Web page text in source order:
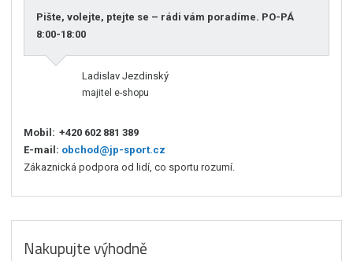
Pište, volejte, ptejte se – rádi vám poradíme. PO-PÁ
8:00-18:00
Ladislav Jezdinský
majitel e-shopu
Mobil: +420 602 881 389
E-mail: obchod@jp-sport.cz
Zákaznická podpora od lidí, co sportu rozumí.
Nakupujte výhodně